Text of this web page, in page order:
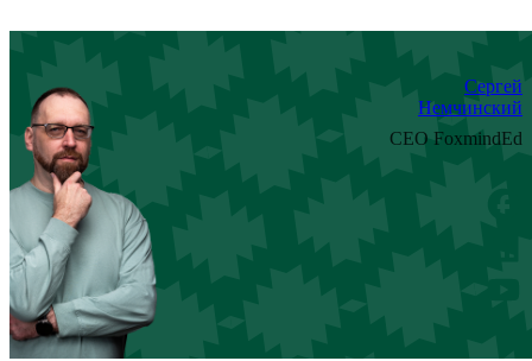
Сергей
Немчинский
CEO FoxmindEd